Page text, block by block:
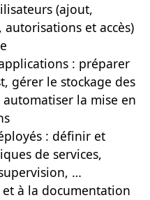
(ajout,
et accès)
: préparer
gérer le stockage des
la mise en
: définir et
de services,
…
à la documentation